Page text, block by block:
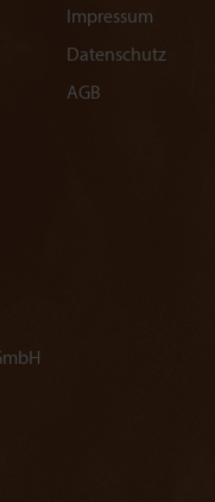
Impressum
Datenschutz
AGB